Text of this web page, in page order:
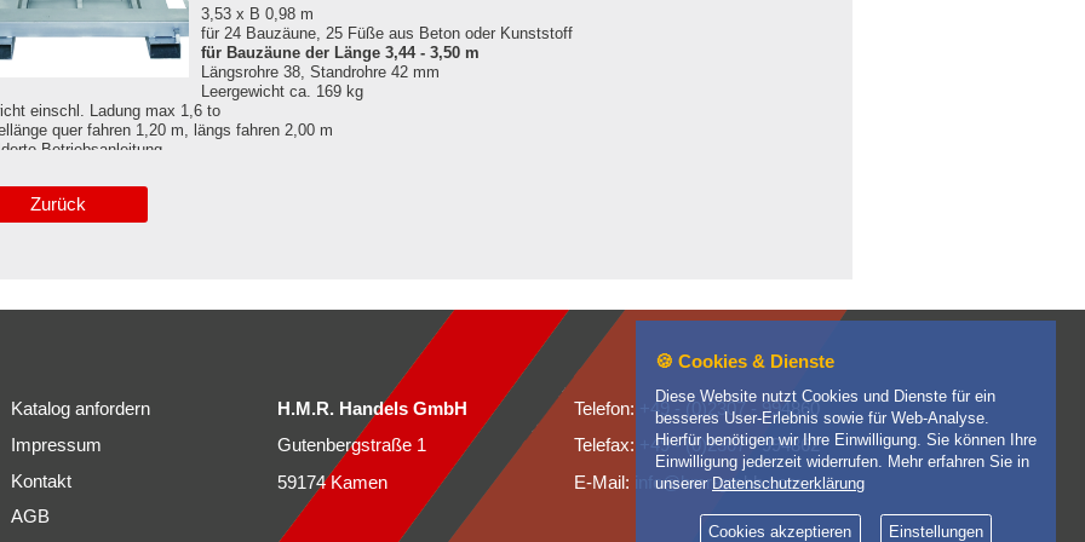
3,53 x B 0,98 m
für 24 Bauzäune, 25 Füße aus Beton oder Kunststoff
für Bauzäune der Länge 3,44 - 3,50 m
Längsrohre 38, Standrohre 42 mm
Leergewicht ca. 169 kg
einschl. Ladung max 1,6 to
quer fahren 1,20 m, längs fahren 2,00 m
Betriebsanleitung
Zurück
Katalog anfordern
Impressum
Kontakt
AGB
H.M.R. Handels GmbH
Gutenbergstraße 1
59174 Kamen
Telefon: +49 - (0)2307 - 994860
Telefax: +49 - (0)2307 - 994862
E-Mail: info@hmr-gmbh.com
🍪 Cookies & Dienste
Diese Website nutzt Cookies und Dienste für ein
besseres User-Erlebnis sowie für Web-Analyse.
Hierfür benötigen wir Ihre Einwilligung. Sie können Ihre
Einwilligung jederzeit widerrufen. Mehr erfahren Sie in
unserer Datenschutzerklärung
Cookies akzeptieren Einstellungen